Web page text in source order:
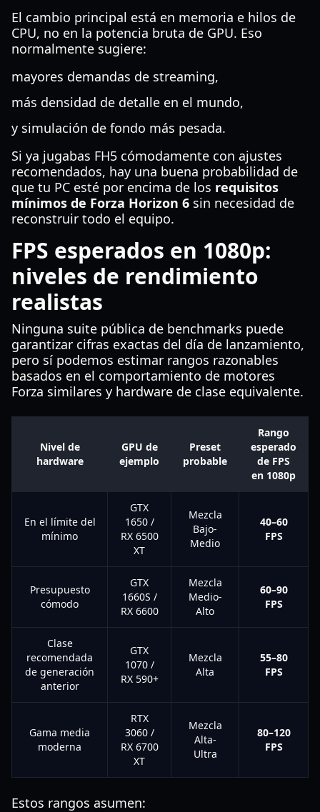
El cambio principal está en memoria e hilos de
CPU, no en la potencia bruta de GPU. Eso
normalmente sugiere:
mayores demandas de streaming,
más densidad de detalle en el mundo,
y simulación de fondo más pesada.
Si ya jugabas FH5 cómodamente con ajustes
recomendados, hay una buena probabilidad de
que tu PC esté por encima de los requisitos
mínimos de Forza Horizon 6 sin necesidad de
reconstruir todo el equipo.
FPS esperados en 1080p:
niveles de rendimiento
realistas
Ninguna suite pública de benchmarks puede
garantizar cifras exactas del día de lanzamiento,
pero sí podemos estimar rangos razonables
basados en el comportamiento de motores
Forza similares y hardware de clase equivalente.
Nivel de
hardware
GPU de
ejemplo
Preset
probable
Rango
esperado
de FPS
en 1080p
En el límite del
mínimo
GTX
1650 /
RX 6500
XT
Mezcla
Bajo-
Medio
40–60
FPS
Presupuesto
cómodo
GTX
1660S /
RX 6600
Mezcla
Medio-
Alto
60–90
FPS
Clase
recomendada
de generación
anterior
GTX
1070 /
RX 590+
Mezcla
Alta
55–80
FPS
Gama media
moderna
RTX
3060 /
RX 6700
XT
Mezcla
Alta-
Ultra
80–120
FPS
Estos rangos asumen: